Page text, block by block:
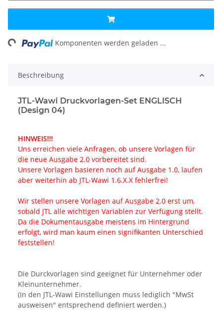
Loading... Komponenten werden geladen ...
Beschreibung
JTL-Wawi Druckvorlagen-Set ENGLISCH
(Design 04)
HINWEIS!!!
Uns erreichen viele Anfragen, ob unsere Vorlagen für
die neue Ausgabe 2.0 vorbereitet sind.
Unsere Vorlagen basieren noch auf Ausgabe 1.0, laufen
aber weiterhin ab JTL-Wawi 1.6.X.X fehlerfrei!
Wir stellen unsere Vorlagen auf Ausgabe 2.0 erst um,
sobald JTL alle wichtigen Variablen zur Verfügung stellt.
Da die Dokumentausgabe meistens im Hintergrund
erfolgt, wird man kaum einen signifikanten Unterschied
feststellen!
Die Durckvorlagen sind geeignet für Unternehmer oder
Kleinunternehmer.
(In den JTL-Wawi Einstellungen muss lediglich "MwSt
ausweisen" entsprechend definiert werden.)